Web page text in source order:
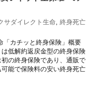
サダイレクト生命 終身死亡
「カチッと終身保険」概要
は低解約返戻金型の終身保険
の終身保険であり、通販で
能で保険料の安い終身死亡